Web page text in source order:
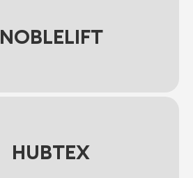
NOBLELIFT
HUBTEX